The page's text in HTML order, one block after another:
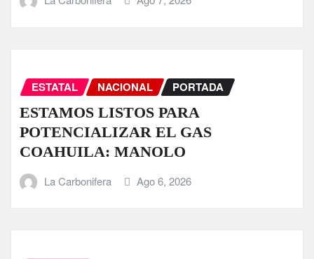
ESTATAL NACIONAL PORTADA
ESTAMOS LISTOS PARA
POTENCIALIZAR EL GAS
COAHUILA: MANOLO
La Carbonifera Ago 6, 2026